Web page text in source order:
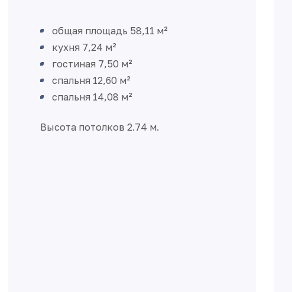
общая площадь 58,11 м²
кухня 7,24 м²
гостиная 7,50 м²
спальня 12,60 м²
спальня 14,08 м²
Высота потолков 2.74 м.